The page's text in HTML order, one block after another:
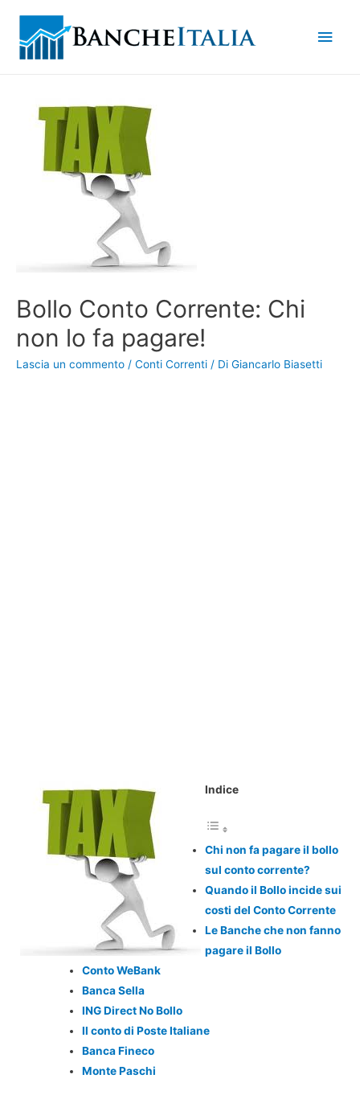
Bollo Conto Corrente: Chi
non lo fa pagare!
Lascia un commento / Conti Correnti / Di Giancarlo Biasetti
Indice
Chi non fa pagare il bollo
sul conto corrente?
Quando il Bollo incide sui
costi del Conto Corrente
Le Banche che non fanno
pagare il Bollo
Conto WeBank
Banca Sella
ING Direct No Bollo
Il conto di Poste Italiane
Banca Fineco
Monte Paschi